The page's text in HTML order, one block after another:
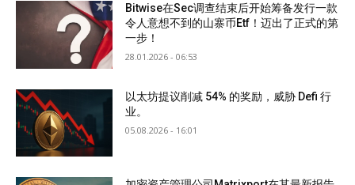
Bitwise在Sec调查结束后开始筹备发行一款
令人意想不到的山寨币Etf！迈出了正式的第
一步！
28.01.2026 - 06:53
以太坊提议削减 54% 的奖励，威胁 Defi 行
业。
05.08.2026 - 16:01